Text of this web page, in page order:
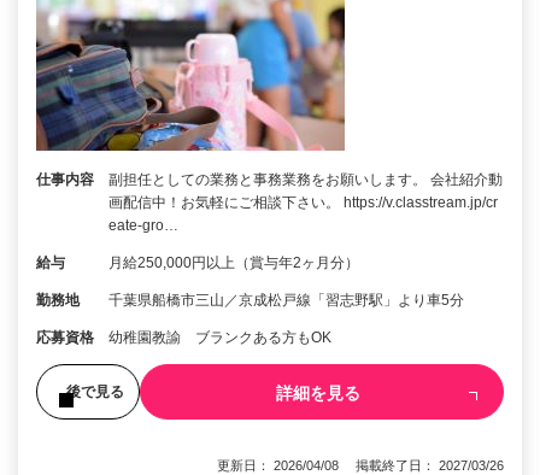
仕事内容
副担任としての業務と事務業務をお願いします。 会社紹介動
画配信中！お気軽にご相談下さい。 https://v.classtream.jp/cr
eate-gro…
給与 月給250,000円以上（賞与年2ヶ月分）
勤務地 千葉県船橋市三山／京成松戸線「習志野駅」より車5分
応募資格 幼稚園教諭 ブランクある方もOK
後で見る 詳細を見る
更新日： 2026/04/08 掲載終了日： 2027/03/26